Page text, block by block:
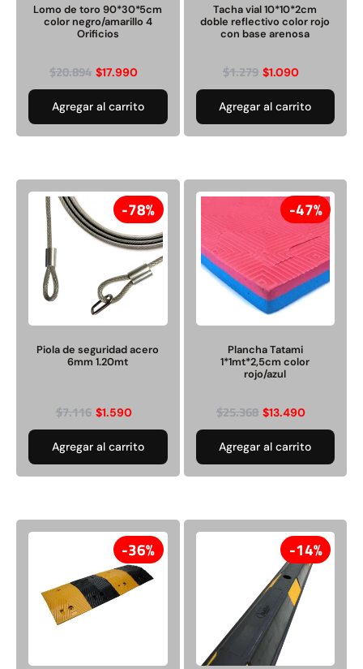
Lomo de toro 90*30*5cm
color negro/amarillo 4
Orificios
$20.894 $17.990
Agregar al carrito
Tacha vial 10*10*2cm
doble reflectivo color rojo
con base arenosa
$1.279 $1.090
Agregar al carrito
78%
Piola de seguridad acero
6mm 1.20mt
$7.116 $1.590
Agregar al carrito
47%
Plancha Tatami
1*1mt*2,5cm color
rojo/azul
$25.368 $13.490
Agregar al carrito
36% 14%
Empaquetadura 3/16"
4.8mm neopreno con 1 tela
803.797
Explora más productos